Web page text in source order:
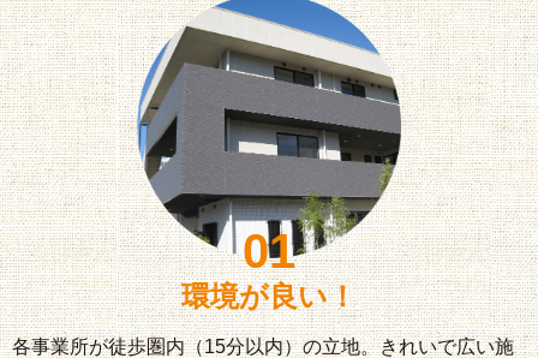
01
環境が良い！
各事業所が徒歩圏内（15分以内）の立地。きれいで広い施